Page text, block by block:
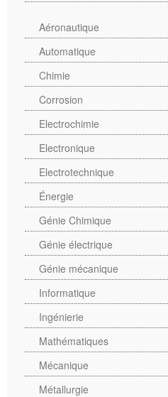
Aéronautique
Automatique
Chimie
Corrosion
Electrochimie
Electronique
Electrotechnique
Énergie
Génie Chimique
Génie électrique
Génie mécanique
Informatique
Ingénierie
Mathématiques
Mécanique
Métallurgie